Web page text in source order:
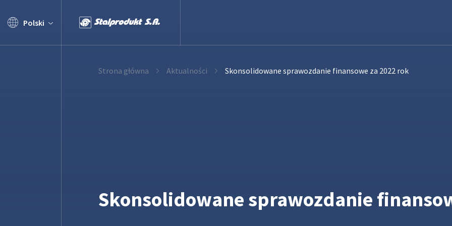
Polski
Strona główna Aktualności Skonsolidowane sprawozdanie finansowe za 2022 rok
Skonsolidowane sprawozdanie